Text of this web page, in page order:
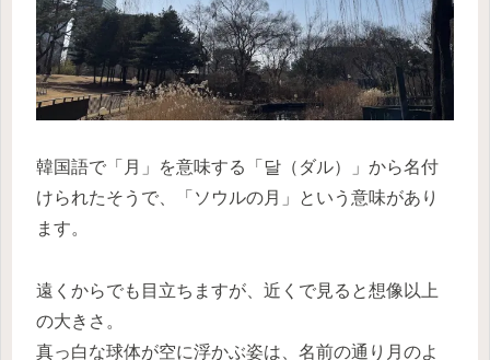
韓国語で「月」を意味する「달（ダル）」から名付
けられたそうで、「ソウルの月」という意味があり
ます。
遠くからでも目立ちますが、近くで見ると想像以上
の大きさ。
真っ白な球体が空に浮かぶ姿は、名前の通り月のよ